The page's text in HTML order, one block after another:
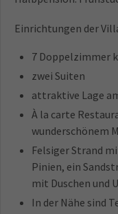
Einrichtungen der
7 Doppelzimmer
zwei Suiten
attraktive Lage
À la carte
wunderschönem
Felsiger Strand
Pinien, ein
mit Duschen und
In der Nähe sind